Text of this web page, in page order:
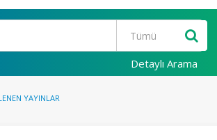
Detaylı Arama
YAYINLAR